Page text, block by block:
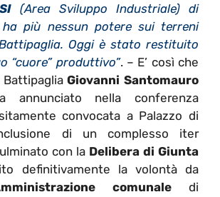
(Area Sviluppo Industriale) di
ha più nessun potere sui terreni
Oggi è stato restituito
“cuore” produttivo”. – E’ così che
BattipagliaGiovanni Santomauro
annunciato nella conferenza
convocata a Palazzo di
di un complesso iter
con la Delibera di Giunta
definitivamente la volontà da
comunale di